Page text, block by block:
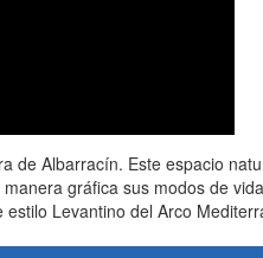
Albarracín. Este espacio
gráfica sus modos de
Levantino del Arco